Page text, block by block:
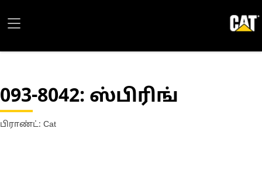
093-8042: ஸ்பிரிங்
பிராண்ட்: Cat